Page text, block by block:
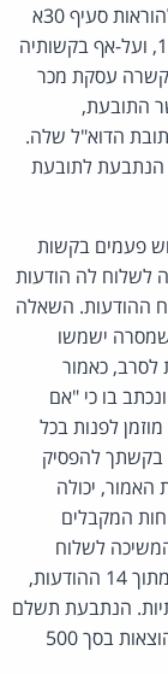
הודעות דוא"ל פרסומיות, ללא הסכמתה, בניגוד להוראות סעיף 30א
לחוק התקשורת (בזק ושידורים), התשמ"ב - 1982, ועל-אף בקשותיה
עסקת מכר
התובעת,
הדוא"ל שלה.
הנתבעת לתובעת
פעמים בקשות
לשלוח לה הודעות
ההודעות. השאלה
ישמשו
לסרב, כאמור
ונכתב בו כי "אם
לפנות בכל
בקשתך להפסיק
יכולה
המקבלים
לשלוח
לתובעת דברי פרסומת לאחר בקשותיה להסרה. מתוך 14 ההודעות,
הנתבעת תשלם
לתובעת, בגין 4 הפרות, פיצוי בסך 4,000 ש"ח והוצאות בסך 500